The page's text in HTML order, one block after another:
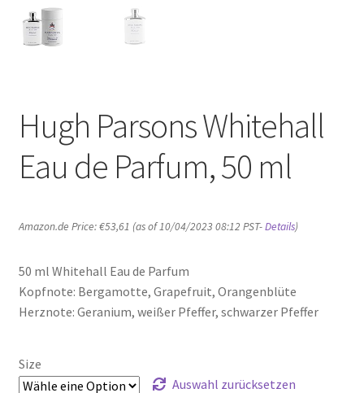
Hugh Parsons Whitehall
Eau de Parfum, 50 ml
Amazon.de Price:€53,61 (as of 10/04/2023 08:12 PST-Details)
50 ml Whitehall Eau de Parfum
Kopfnote: Bergamotte, Grapefruit, Orangenblüte
Herznote: Geranium, weißer Pfeffer, schwarzer Pfeffer
Size
Auswahl zurücksetzen